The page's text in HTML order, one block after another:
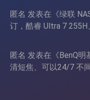
匿名 发表在《绿联
订，酷睿 Ultra 7 255H
匿名 发表在《BenQ明
清短焦、可以24/7 不